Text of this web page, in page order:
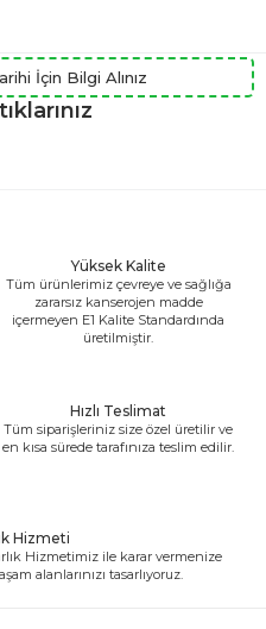
İçin Bilgi Alınız
Yüksek Kalite
Tüm ürünlerimiz çevreye ve sağlığa
zararsız kanserojen madde
içermeyen E1 Kalite Standardında
üretilmiştir.
Hızlı Teslimat
Tüm siparişleriniz size özel üretilir ve
en kısa sürede tarafınıza teslim edilir.
Hizmeti
Hizmetimiz ile karar vermenize
alanlarınızı tasarlıyoruz.